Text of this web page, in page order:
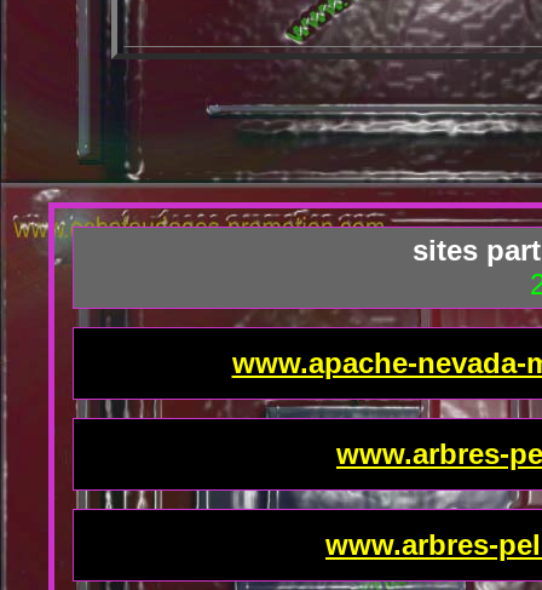
sites
www.apache-nevada-
www.arbres-
www.arbres-